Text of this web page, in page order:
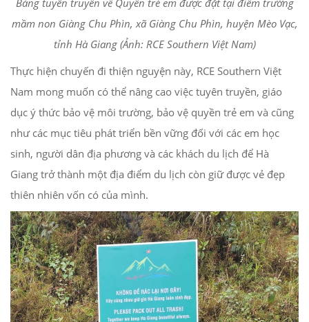
mầm non Giàng Chu Phìn, xã Giàng Chu Phìn, huyện Mèo Vạc,
tỉnh Hà Giang (Ảnh: RCE Southern Việt Nam)
Thực hiện chuyến đi thiện nguyện này, RCE Southern Việt
Nam mong muốn có thể nâng cao việc tuyên truyền, giáo
dục ý thức bảo vệ môi trường, bảo vệ quyền trẻ em và cũng
như các mục tiêu phát triển bền vững đối với các em học
sinh, người dân địa phương và các khách du lịch để Hà
Giang trở thành một địa điểm du lịch còn giữ được vẻ đẹp
thiên nhiên vốn có của mình.